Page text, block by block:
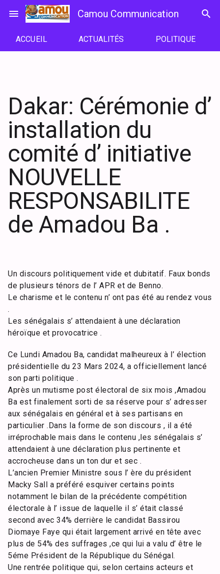
menu Camou Communication search
ACCUEIL ACTUALITÉS POLITIQUE
Dakar: Cérémonie d’
installation du
comité d’ initiative
NOUVELLE
RESPONSABILITE
de Amadou Ba .
Un discours politiquement vide et dubitatif. Faux bonds
de plusieurs ténors de l’ APR et de Benno.
Le charisme et le contenu n’ ont pas été au rendez vous
.
Les sénégalais s’ attendaient à une déclaration
héroïque et provocatrice .
Ce Lundi Amadou Ba, candidat malheureux à l’ élection
présidentielle du 23 Mars 2024, a officiellement lancé
son parti politique .
Après un mutisme post électoral de six mois ,Amadou
Ba est finalement sorti de sa réserve pour s’ adresser
aux sénégalais en général et à ses partisans en
particulier .Dans la forme de son discours , il a été
irréprochable mais dans le contenu ,les sénégalais s’
attendaient à une déclaration plus pertinente et
accrocheuse dans un ton dur et sec .
L’ancien Premier Ministre sous l’ ère du président
Macky Sall a préféré esquiver certains points
notamment le bilan de la précédente compétition
électorale à l’ issue de laquelle il s’ était classé
second avec 34% derrière le candidat Bassirou
Diomaye Faye qui était largement arrivé en tête avec
plus de 54% des suffrages ,ce qui lui a valu d’ être le
5éme Président de la République du Sénégal.
Une rentrée politique qui, selon certains acteurs et